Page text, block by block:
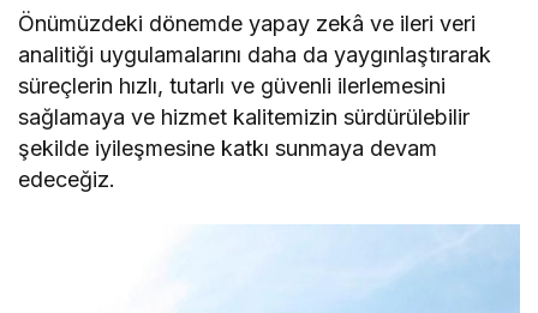
Önümüzdeki dönemde yapay zekâ ve ileri veri
analitiği uygulamalarını daha da yaygınlaştırarak
süreçlerin hızlı, tutarlı ve güvenli ilerlemesini
sağlamaya ve hizmet kalitemizin sürdürülebilir
şekilde iyileşmesine katkı sunmaya devam
edeceğiz.